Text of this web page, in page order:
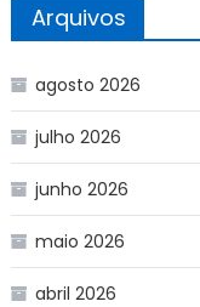
Arquivos
agosto 2026
julho 2026
junho 2026
maio 2026
abril 2026